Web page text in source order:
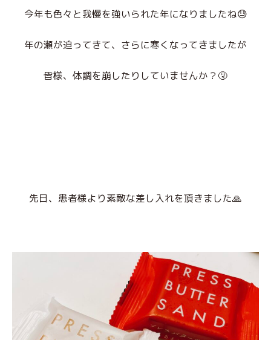
今年も色々と我慢を強いられた年になりましたね😓
年の瀬が迫ってきて、さらに寒くなってきましたが
皆様、体調を崩したりしていませんか？🤧
先日、患者様より素敵な差し入れを頂きました🙏